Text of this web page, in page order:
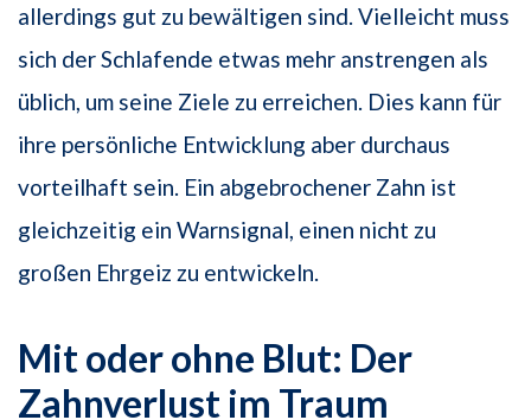
allerdings gut zu bewältigen sind. Vielleicht muss
sich der Schlafende etwas mehr anstrengen als
üblich, um seine Ziele zu erreichen. Dies kann für
ihre persönliche Entwicklung aber durchaus
vorteilhaft sein. Ein abgebrochener Zahn ist
gleichzeitig ein Warnsignal, einen nicht zu
großen Ehrgeiz zu entwickeln.
Mit oder ohne Blut: Der
Zahnverlust im Traum